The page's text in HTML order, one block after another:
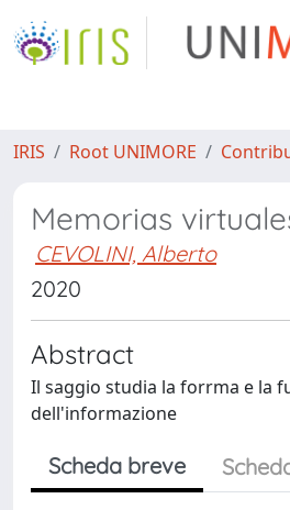
IRIS Root UNIMORE
Memorias
CEVOLINI, Alberto
2020
Abstract
Il saggio studia la forrma e la
dell'informazione
Scheda breve